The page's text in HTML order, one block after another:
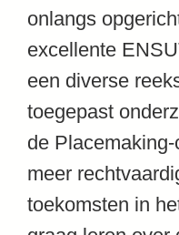
onlangs
excellente
een diverse
toegepast
de
meer
toekomsten in